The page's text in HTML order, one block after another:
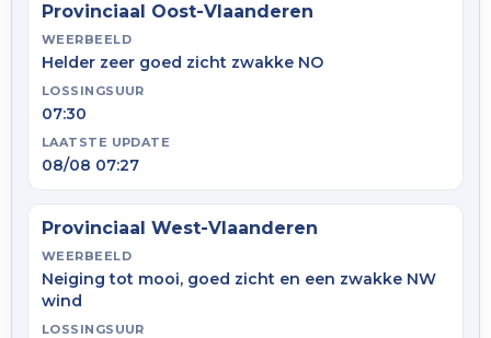
Provinciaal Oost-Vlaanderen
WEERBEELD
Helder zeer goed zicht zwakke NO
LOSSINGSUUR
07:30
LAATSTE UPDATE
08/08 07:27
Provinciaal West-Vlaanderen
WEERBEELD
Neiging tot mooi, goed zicht en een zwakke NW
wind
LOSSINGSUUR